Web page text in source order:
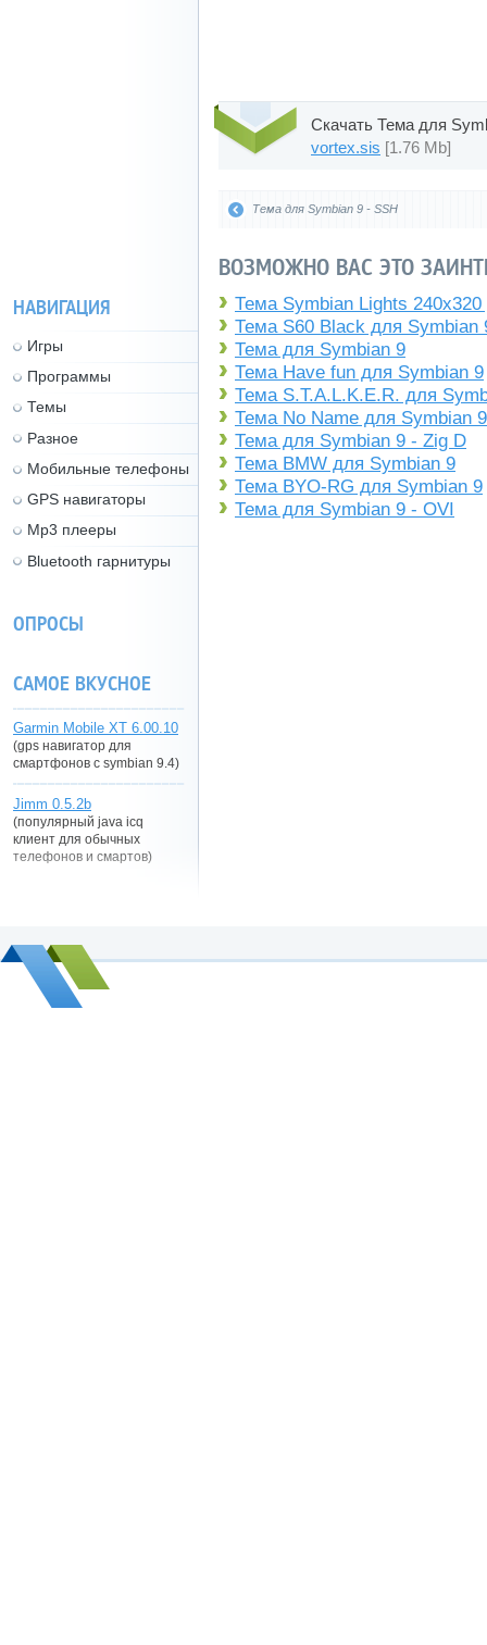
Скачать Тема для
vortex.sis [1.76 Mb]
Тема для Symbian 9 - SSH
ВОЗМОЖНО ВАС ЭТО
Тема Symbian Lights
Тема S60 Black для Symbian
Тема для Symbian 9
Тема Have fun для Symbian 9
Тема S.T.A.L.K.E.R. для
Тема No Name для Symbian 9
Тема для Symbian 9 - Zig D
Тема BMW для Symbian 9
Тема BYO-RG для Symbian 9
Тема для Symbian 9 - OVI
НАВИГАЦИЯ
Игры
Программы
Темы
Разное
Мобильные телефоны
GPS навигаторы
Mp3 плееры
Bluetooth гарнитуры
ОПРОСЫ
САМОЕ ВКУСНОЕ
Garmin Mobile XT 6.00.10
(gps навигатор для
смартфонов с symbian 9.4)
Jimm 0.5.2b
(популярный java icq
клиент для обычных
телефонов и смартов)